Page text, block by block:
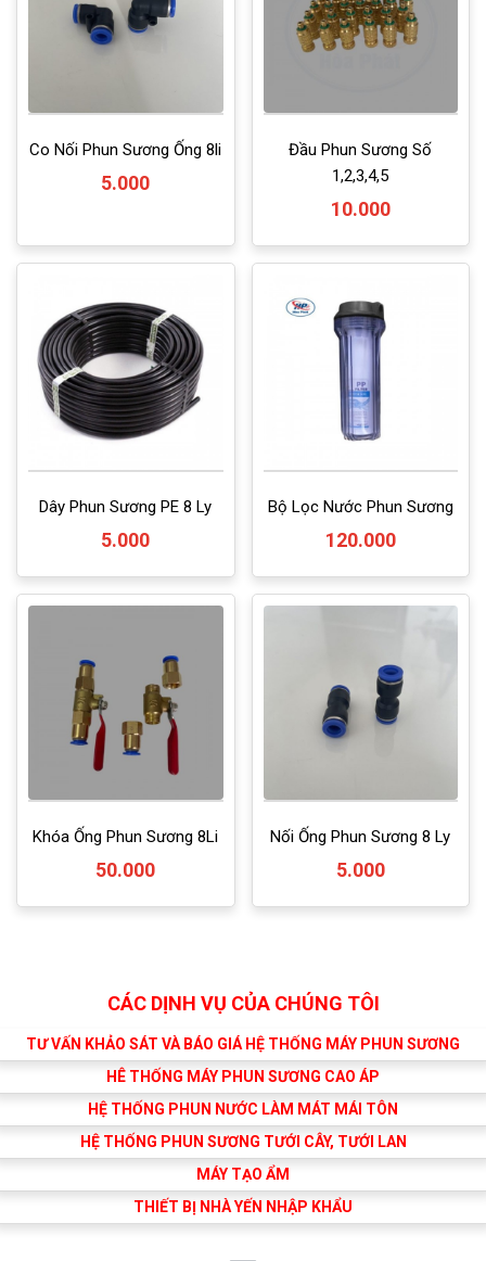
Co Nối Phun Sương Ống 8li
5.000
Đầu Phun Sương Số
1,2,3,4,5
10.000
Dây Phun Sương PE 8 Ly
5.000
Bộ Lọc Nước Phun Sương
120.000
Khóa Ống Phun Sương 8Li
50.000
Nối Ống Phun Sương 8 Ly
5.000
CÁC DỊNH VỤ CỦA CHÚNG TÔI
TƯ VẤN KHẢO SÁT VÀ BÁO GIÁ HỆ THỐNG MÁY PHUN SƯƠNG
HÊ THỐNG MÁY PHUN SƯƠNG CAO ÁP
HỆ THỐNG PHUN NƯỚC LÀM MÁT MÁI TÔN
HỆ THỐNG PHUN SƯƠNG TƯỚI CÂY, TƯỚI LAN
MÁY TẠO ẨM
THIẾT BỊ NHÀ YẾN NHẬP KHẨU